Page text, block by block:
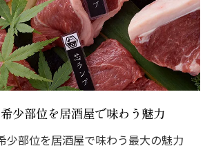
少部位を居酒屋で味わう魅力
少部位を居酒屋で味わう最大の魅力